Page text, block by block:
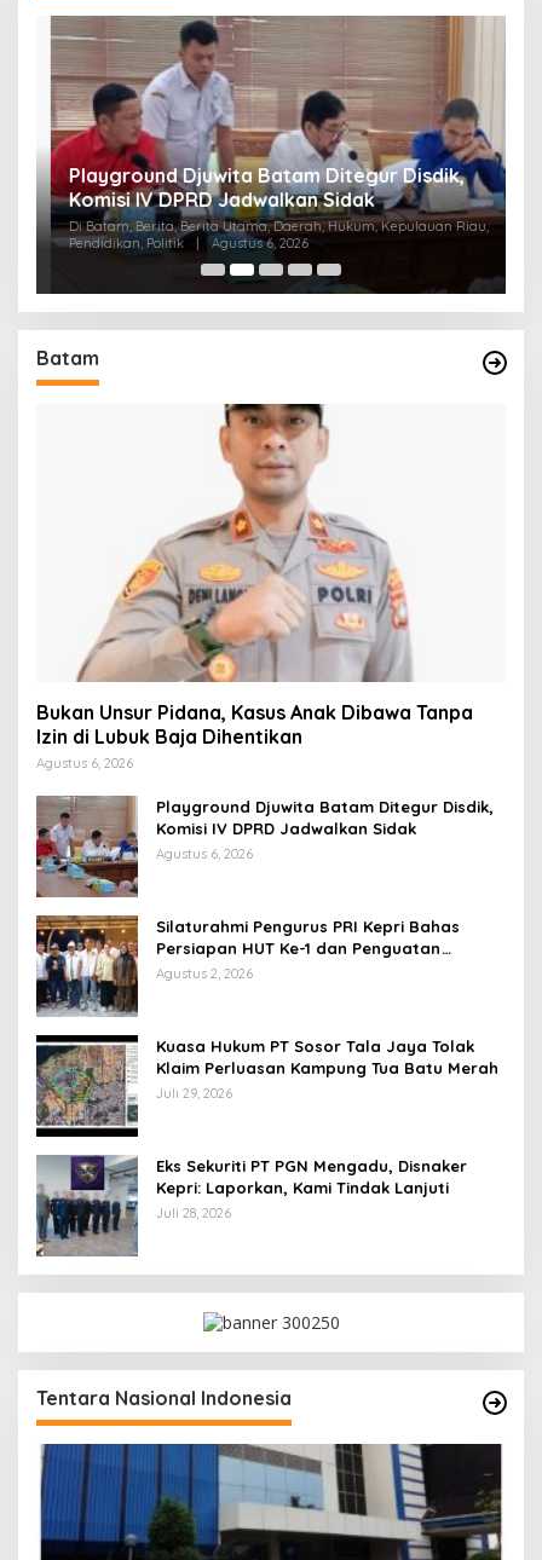
Playground Djuwita Batam Ditegur Disdik,
Komisi IV DPRD Jadwalkan Sidak
Di Batam, Berita, Berita Utama, Daerah, Hukum, Kepulauan Riau,
Pendidikan, Politik
| Agustus 6, 2026
Batam
Bukan Unsur Pidana, Kasus Anak Dibawa Tanpa
Izin di Lubuk Baja Dihentikan
Agustus 6, 2026
Playground Djuwita Batam Ditegur Disdik,
Komisi IV DPRD Jadwalkan Sidak
Agustus 6, 2026
Silaturahmi Pengurus PRI Kepri Bahas
Persiapan HUT Ke-1 dan Penguatan
Konsolidasi Partai
Agustus 2, 2026
Kuasa Hukum PT Sosor Tala Jaya Tolak
Klaim Perluasan Kampung Tua Batu Merah
Juli 29, 2026
Eks Sekuriti PT PGN Mengadu, Disnaker
Kepri: Laporkan, Kami Tindak Lanjuti
Juli 28, 2026
Tentara Nasional Indonesia